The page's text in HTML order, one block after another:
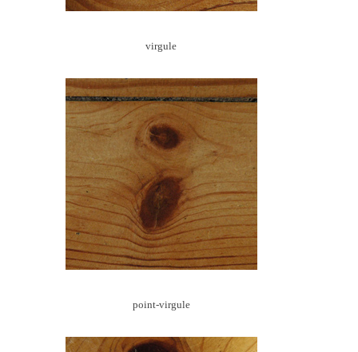
virgule
point-virgule